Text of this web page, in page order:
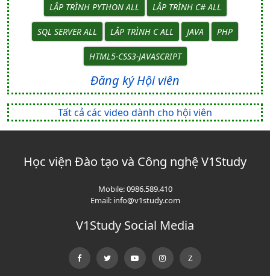
LẬP TRÌNH PYTHON ALL LẬP TRÌNH C# ALL
SQL SERVER ALL LẬP TRÌNH C ALL JAVA PHP
HTML5-CSS3-JAVASCRIPT
Đăng ký Hội viên
Tất cả các video dành cho hội viên
Học viện Đào tạo và Công nghệ V1Study
Mobile:0986.589.410
Email: info@v1study.com
V1Study Social Media